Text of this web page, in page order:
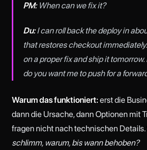
PM:When can we fix it?
Du:I can roll back the deploy in
that restores checkout
on a proper fix and ship it
do you want me to push for a
Warum das funktioniert: erst die
dann die Ursache, dann Optionen mit
fragen nicht nach technischen Details.
schlimm, warum, bis wann behoben?